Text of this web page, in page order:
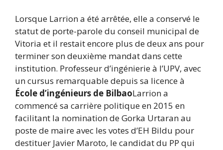
Lorsque Larrion a été arrêtée, elle a conservé le
statut de porte-parole du conseil municipal de
Vitoria et il restait encore plus de deux ans pour
terminer son deuxième mandat dans cette
institution. Professeur d’ingénierie à l’UPV, avec
un cursus remarquable depuis sa licence à
École d’ingénieurs de BilbaoLarrion a
commencé sa carrière politique en 2015 en
facilitant la nomination de Gorka Urtaran au
poste de maire avec les votes d’EH Bildu pour
destituer Javier Maroto, le candidat du PP qui